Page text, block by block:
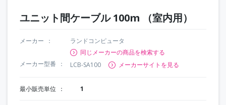
ユニット間ケーブル 100m （室内用）
メーカー
ランドコンピュータ
同じメーカーの商品を検索する
メーカー型番
LCB-SA100 メーカーサイトを見る
最小販売単位 1